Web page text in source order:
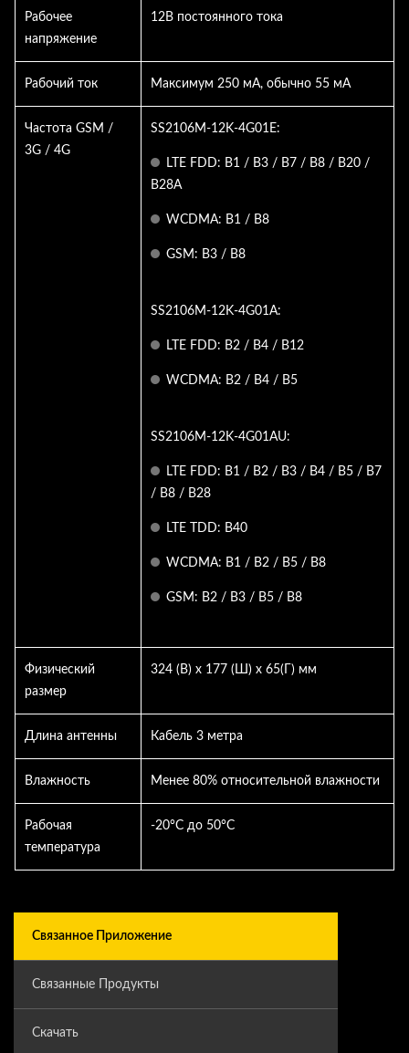
Рабочее
напряжение
12В постоянного тока
Рабочий ток Максимум 250 мА, обычно 55 мА
Частота GSM /
3G / 4G
SS2106M-12K-4G01E:
LTE FDD: B1 / B3 / B7 / B8 / B20 /
B28A
WCDMA: B1 / B8
GSM: B3 / B8
SS2106M-12K-4G01A:
LTE FDD: B2 / B4 / B12
WCDMA: B2 / B4 / B5
SS2106M-12K-4G01AU:
LTE FDD: B1 / B2 / B3 / B4 / B5 / B7
/ B8 / B28
LTE TDD: B40
WCDMA: B1 / B2 / B5 / B8
GSM: B2 / B3 / B5 / B8
Физический
размер
324 (В) x 177 (Ш) x 65(Г) мм
Длина антенны Кабель 3 метра
Влажность Менее 80% относительной влажности
Рабочая
температура
-20°C до 50°C
Связанное Приложение
Связанные Продукты
Скачать